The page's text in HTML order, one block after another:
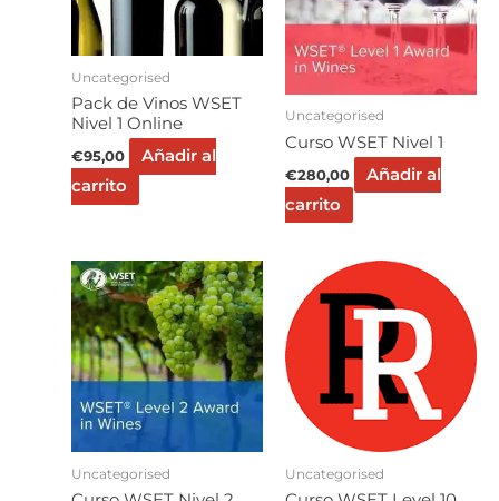
Uncategorised
Pack de Vinos WSET
Nivel 1 Online
€95,00
Añadir al
carrito
Uncategorised
Curso WSET Nivel 1
€280,00
Añadir al
carrito
Uncategorised Uncategorised